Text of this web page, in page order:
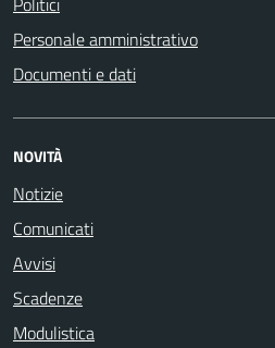
Personale amministrativo
Documenti e dati
NOVITÀ
Notizie
Comunicati
Avvisi
Scadenze
Modulistica